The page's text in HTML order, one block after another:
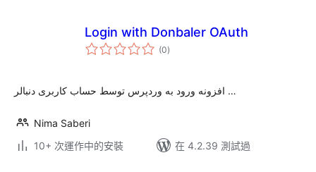
Login with Donbaler OAuth
(0總
評)
افزونه ورود به وردپرس توسط حساب کاربری دنبالر …
Nima Saberi
10+ 次運作中的安裝
在 4.2.39 測試過